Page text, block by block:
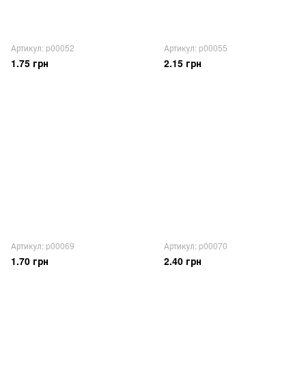
Артикул: p00052
1.75 грн
Артикул: p00055
2.15 грн
Артикул: p00069
1.70 грн
Артикул: p00070
2.40 грн